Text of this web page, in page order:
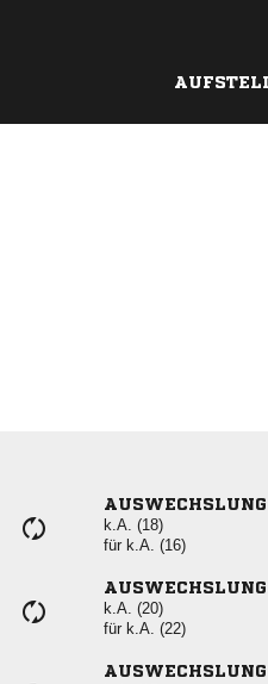
AUSWECHSLUNG
k.A. (18)
für k.A. (16)
AUSWECHSLUNG
k.A. (20)
für k.A. (22)
AUSWECHSLUNG